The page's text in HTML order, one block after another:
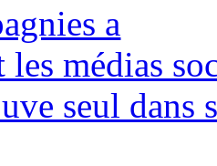
a
les médias
seul dans